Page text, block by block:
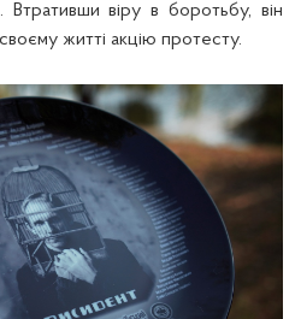
віру в боротьбу, він
житті акцію протесту.